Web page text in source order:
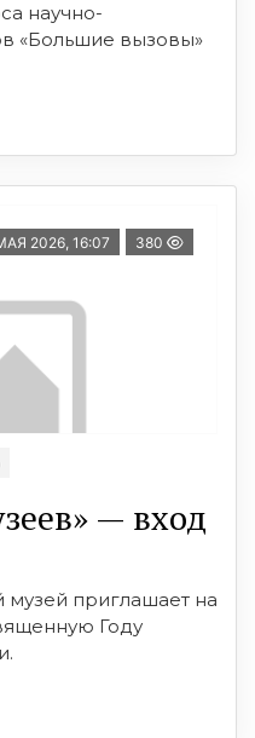
научно-
«Большие вызовы»
2026, 16:07 380
— вход
приглашает на
Году